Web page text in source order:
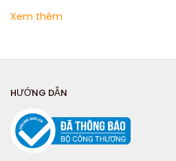
Xem thêm
HƯỚNG DẪN